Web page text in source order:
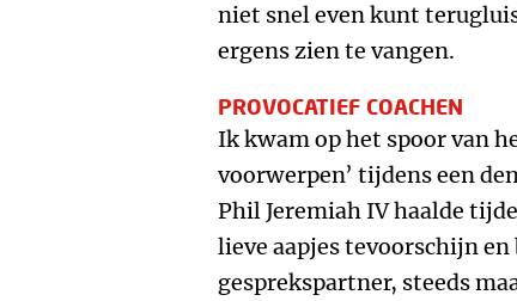
niet snel even kunt
ergens zien te vangen.
PROVOCATIEF COACHEN
Ik kwam op het spoor van
voorwerpen’ tijdens een
Phil Jeremiah IV haalde
lieve aapjes tevoorschijn
gesprekspartner, steeds